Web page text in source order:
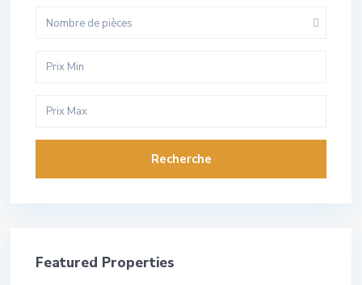
Nombre de pièces
Recherche
Featured Properties